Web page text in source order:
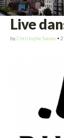
Live
byChristophe Savary •